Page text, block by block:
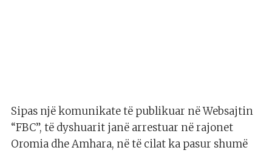
Sipas një komunikate të publikuar në Websajtin
“FBC”, të dyshuarit janë arrestuar në rajonet
Oromia dhe Amhara, në të cilat ka pasur shumë